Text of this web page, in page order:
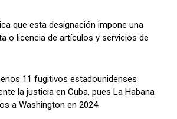
que esta designación impone una
o licencia de artículos y servicios de
11 fugitivos estadounidenses
la justicia en Cuba, pues La Habana
a Washington en 2024.